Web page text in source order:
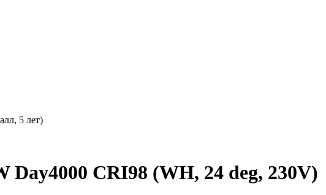
5 лет)
CRI98 (WH, 24 deg, 230V)